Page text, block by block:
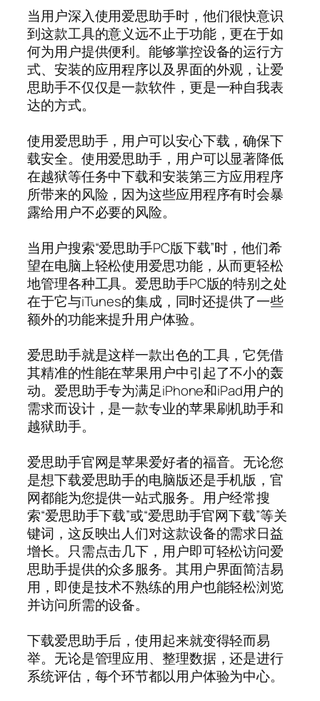
当用户深入使用爱思助手时，他们很快意识
到这款工具的意义远不止于功能，更在于如
何为用户提供便利。能够掌控设备的运行方
式、安装的应用程序以及界面的外观，让爱
思助手不仅仅是一款软件，更是一种自我表
达的方式。
使用爱思助手，用户可以安心下载，确保下
载安全。使用爱思助手，用户可以显著降低
在越狱等任务中下载和安装第三方应用程序
所带来的风险，因为这些应用程序有时会暴
露给用户不必要的风险。
当用户搜索“爱思助手PC版下载”时，他们希
望在电脑上轻松使用爱思功能，从而更轻松
地管理各种工具。爱思助手PC版的特别之处
在于它与iTunes的集成，同时还提供了一些
额外的功能来提升用户体验。
爱思助手就是这样一款出色的工具，它凭借
其精准的性能在苹果用户中引起了不小的轰
动。爱思助手专为满足iPhone和iPad用户的
需求而设计，是一款专业的苹果刷机助手和
越狱助手。
爱思助手官网是苹果爱好者的福音。无论您
是想下载爱思助手的电脑版还是手机版，官
网都能为您提供一站式服务。用户经常搜
索“爱思助手下载”或“爱思助手官网下载”等关
键词，这反映出人们对这款设备的需求日益
增长。只需点击几下，用户即可轻松访问爱
思助手提供的众多服务。其用户界面简洁易
用，即使是技术不熟练的用户也能轻松浏览
并访问所需的设备。
下载爱思助手后，使用起来就变得轻而易
举。无论是管理应用、整理数据，还是进行
系统评估，每个环节都以用户体验为中心。